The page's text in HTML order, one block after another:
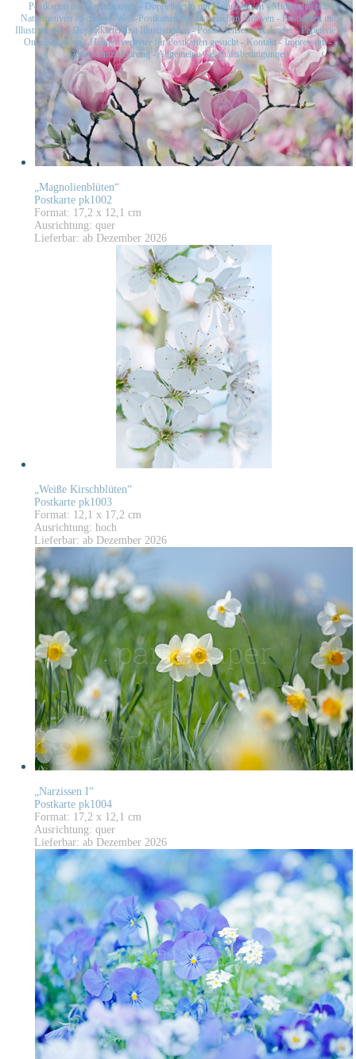
„Magnolienblüten“
Postkarte pk1002
Format: 17,2 x 12,1 cm
Ausrichtung: quer
Lieferbar: ab Dezember 2026
„Weiße Kirschblüten“
Postkarte pk1003
Format: 12,1 x 17,2 cm
Ausrichtung: hoch
Lieferbar: ab Dezember 2026
„Narzissen I“
Postkarte pk1004
Format: 17,2 x 12,1 cm
Ausrichtung: quer
Lieferbar: ab Dezember 2026
Postkarten mit Naturmotiven - Doppelkarten mit Naturmotiven- Midikarten mit
Naturmotiven - Schwarz-Weiß-Postkarten mit historischen Motiven- Postkarten mit
Illustrationen - Doppelkarten mit Illustrationen-Postkartensets-Kalender-Papeterie -
Online-Katalog-Handelsvertreter für Postkarten gesucht - Kontakt-Impressum-
Datenschutzerklärung - Allgemeine Geschäftsbedingungen